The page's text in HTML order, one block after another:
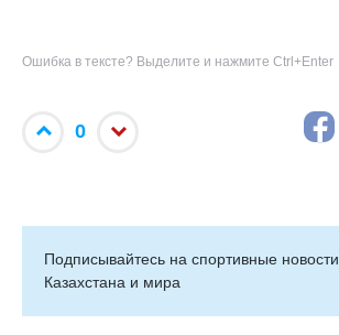
Ошибка в тексте? Выделите и нажмите Ctrl+Enter
0
Подписывайтесь на cпортивные новости
Казахстана и мира